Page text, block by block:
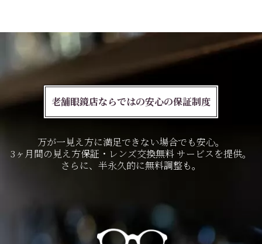
老舗眼鏡店ならではの安心の保証制度
万が一見え方に満足できない場合でも安心。
3ヶ月間の見え方保証・レンズ交換無料 サービスを提供。
さらに、半永久的に無料調整も。